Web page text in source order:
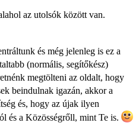
az utolsók között van.
és még jelenleg is ez a
(normális, segítőkész)
megtölteni az oldalt, hogy
beindulnak igazán, akkor a
és, hogy az újak ilyen
és a Közösségrőll, mint Te is.